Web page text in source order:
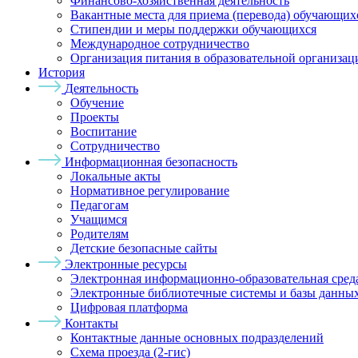
Вакантные места для приема (перевода)
Стипендии и меры поддержки обучающихся
Международное сотрудничество
Организация питания в образовательной
История
Деятельность
Обучение
Проекты
Воспитание
Сотрудничество
Информационная безопасность
Локальные акты
Нормативное регулирование
Педагогам
Учащимся
Родителям
Детские безопасные сайты
Электронные ресурсы
Электронная информационно-образовательная
Электронные библиотечные системы и базы
Цифровая платформа
Контакты
Контактные данные основных подразделений
Схема проезда (2-гис)